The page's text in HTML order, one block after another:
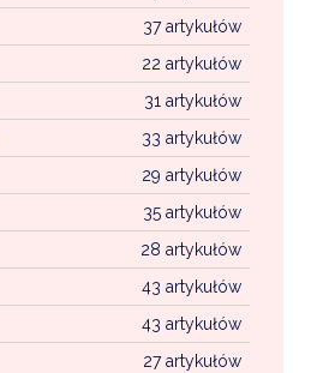
37 artykułów
22 artykułów
31 artykułów
33 artykułów
29 artykułów
35 artykułów
28 artykułów
43 artykułów
43 artykułów
27 artykułów